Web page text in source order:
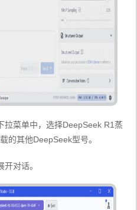
拉菜单中，选择DeepSeek R1蒸
的其他DeepSeek型号。
对话。